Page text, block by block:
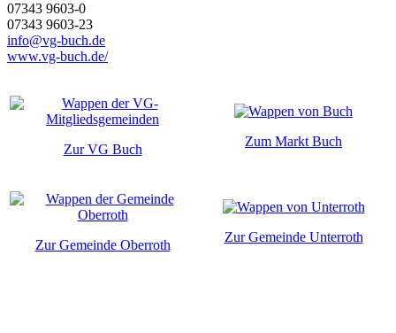
07343 9603-0
07343 9603-23
info@vg-buch.de
www.vg-buch.de/
Zur VG Buch
Zum Markt Buch
Zur Gemeinde Oberroth
Zur Gemeinde Unterroth